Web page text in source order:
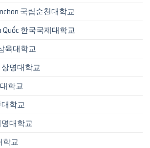
국립순천대학교
Quốc 한국국제대학교
육대학교
상명대학교
학교
대학교
명대학교
학교